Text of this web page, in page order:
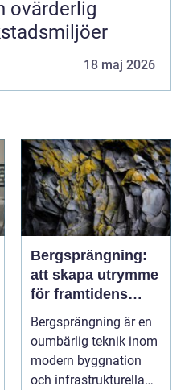
ovärderlig
18 maj 2026
Bergsprängning:
att skapa utrymme
för framtidens
infrastruktur
Bergsprängning är en
oumbärlig teknik inom
modern byggnation
och infrastrukturella